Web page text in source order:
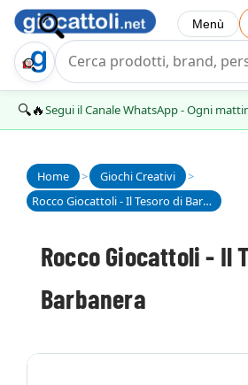
Trova Regalo
Menù
🔍🔥Segui il Canale WhatsApp - Ogni
Home > Giochi Creativi
>
Rocco Giocattoli - Il Tesoro di Barbanera
Rocco Giocattoli - Il
Barbanera